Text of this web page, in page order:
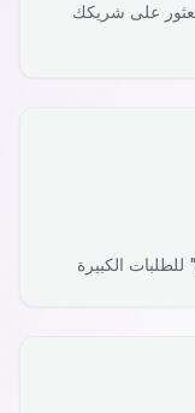
على شريكك
الكبيرة